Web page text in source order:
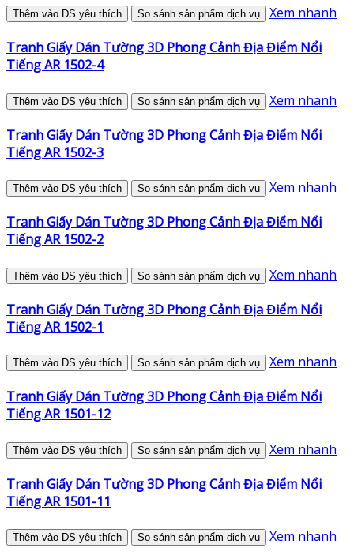
Thêm vào DS yêu thích So sánh sản phẩm dịch vụ Xem nhanh
Tranh Giấy Dán Tường 3D Phong Cảnh Địa Điểm Nổi
Tiếng AR 1502-4
Thêm vào DS yêu thích So sánh sản phẩm dịch vụ Xem nhanh
Tranh Giấy Dán Tường 3D Phong Cảnh Địa Điểm Nổi
Tiếng AR 1502-3
Thêm vào DS yêu thích So sánh sản phẩm dịch vụ Xem nhanh
Tranh Giấy Dán Tường 3D Phong Cảnh Địa Điểm Nổi
Tiếng AR 1502-2
Thêm vào DS yêu thích So sánh sản phẩm dịch vụ Xem nhanh
Tranh Giấy Dán Tường 3D Phong Cảnh Địa Điểm Nổi
Tiếng AR 1502-1
Thêm vào DS yêu thích So sánh sản phẩm dịch vụ Xem nhanh
Tranh Giấy Dán Tường 3D Phong Cảnh Địa Điểm Nổi
Tiếng AR 1501-12
Thêm vào DS yêu thích So sánh sản phẩm dịch vụ Xem nhanh
Tranh Giấy Dán Tường 3D Phong Cảnh Địa Điểm Nổi
Tiếng AR 1501-11
Thêm vào DS yêu thích So sánh sản phẩm dịch vụ Xem nhanh